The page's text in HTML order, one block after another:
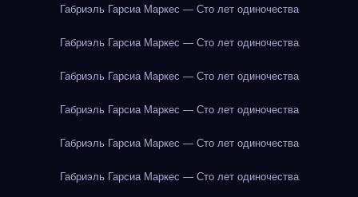
Габриэль Гарсиа Маркес — Сто лет одиночества
Габриэль Гарсиа Маркес — Сто лет одиночества
Габриэль Гарсиа Маркес — Сто лет одиночества
Габриэль Гарсиа Маркес — Сто лет одиночества
Габриэль Гарсиа Маркес — Сто лет одиночества
Габриэль Гарсиа Маркес — Сто лет одиночества